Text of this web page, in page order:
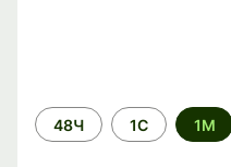
Time
period
48Ч 1С 1М